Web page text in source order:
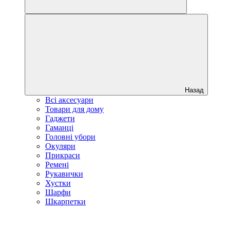
Назад
Всі аксесуари
Товари для дому
Гаджети
Гаманці
Головні убори
Окуляри
Прикраси
Ремені
Рукавички
Хустки
Шарфи
Шкарпетки